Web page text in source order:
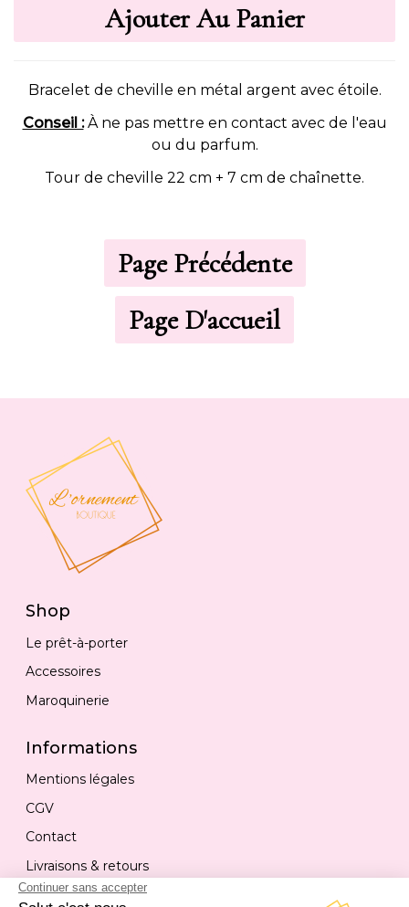
Bracelet de cheville en métal argent avec étoile.
Conseil :À ne pas mettre en contact avec de l'eau
ou du parfum.
Tour de cheville 22 cm + 7 cm de chaînette.
Shop
Le prêt-à-porter
Accessoires
Maroquinerie
Informations
Mentions légales
CGV
Contact
Livraisons & retours